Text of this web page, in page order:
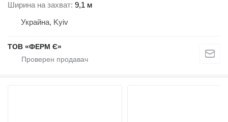
Ширина на захват 9,1 м
Украйна, Kyiv
ТОВ «ФЕРМ Є»